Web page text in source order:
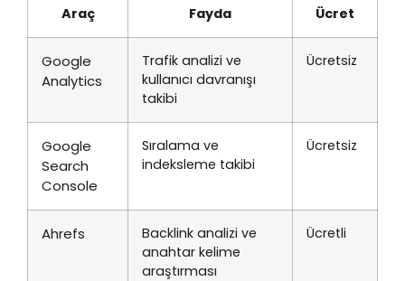
Araç Fayda Ücret
Google
Analytics
Trafik analizi ve
kullanıcı davranışı
takibi
Ücretsiz
Google
Search
Console
Sıralama ve
indeksleme takibi
Ücretsiz
Ahrefs
Backlink analizi ve
anahtar kelime
araştırması
Ücretli